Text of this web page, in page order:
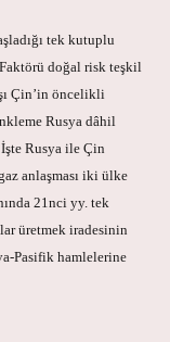
tek kutuplu
doğal risk teşkil
Çin’in öncelikli
Rusya dâhil
Rusya ile Çin
anlaşması iki ülke
21nci yy. tek
üretmek iradesinin
Pasifik hamlelerine